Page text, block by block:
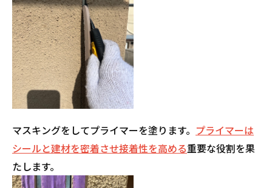
マスキングをしてプライマーを塗ります。 プライマーは
シールと建材を密着させ接着性を高める重要な役割を果
たします。